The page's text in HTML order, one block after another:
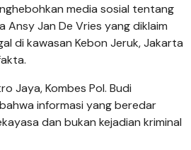
media sosial tentang
Ansy Jan De Vries yang diklaim
di kawasan Kebon Jeruk, Jakarta
Jaya, Kombes Pol. Budi
informasi yang beredar
dan bukan kejadian kriminal